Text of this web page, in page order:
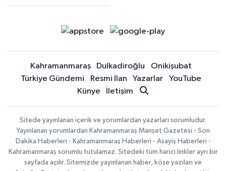
Kahramanmaraş Dulkadiroğlu
Onikişubat
Türkiye Gündemi
Resmi İlan Yazarlar
YouTube
Künye
İletişim
Sitede yayınlanan içerik ve yorumlardan yazarları sorumludur.
Yayınlanan yorumlardan Kahramanmaraş Manşet Gazetesi - Son
Dakika Haberleri - Kahramanmaraş Haberleri - Asayiş Haberleri -
Kahramanmaraş sorumlu tutulamaz. Sitedeki tüm harici linkler ayrı bir
sayfada açılır. Sitemizde yayınlanan haber, köşe yazıları ve